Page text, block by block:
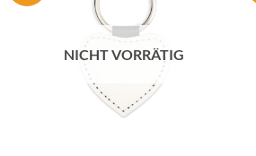
auf
ProduktseiteNICHT VORRÄTIG